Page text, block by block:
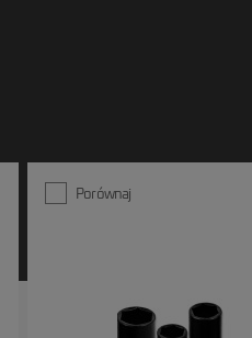
Porównaj